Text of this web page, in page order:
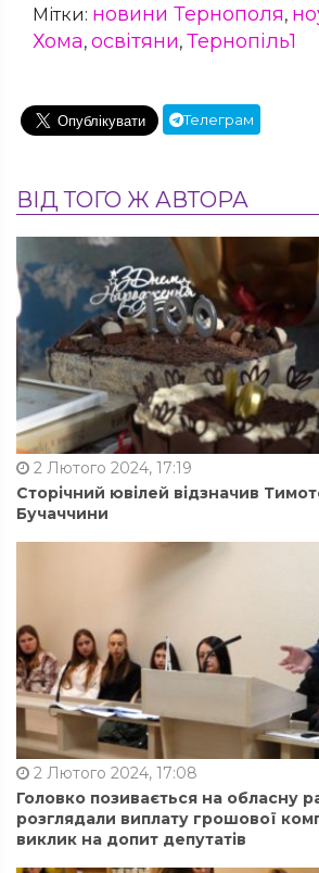
Мітки: новини Тернополя,
Хома, освітяни, Тернопіль1
Телеграм
ВІД ТОГО Ж АВТОРА
2 Лютого 2024, 17:19
Сторічний ювілей відзначив
Бучаччини
2 Лютого 2024, 17:08
Головко позивається на обласну
розглядали виплату грошової
виклик на допит депутатів